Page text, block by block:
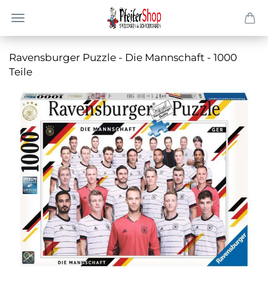
Ra­vens­bur­ger Puz­zle - Die Mann­schaft - 1000
Teile